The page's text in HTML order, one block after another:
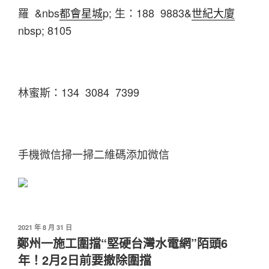
羅 &nbs都會星城p; 生：188 9883&世紀大廈
nbsp; 8105
林蜜斯：134 3084 7399
手機微信掃一掃二維碼添加微信
發
佈
於
2021 年 8 月 31 日
鄭州一施工圍擋“堅硬台灣水電網”陌頭6
年！2月2日前要撤除圍擋